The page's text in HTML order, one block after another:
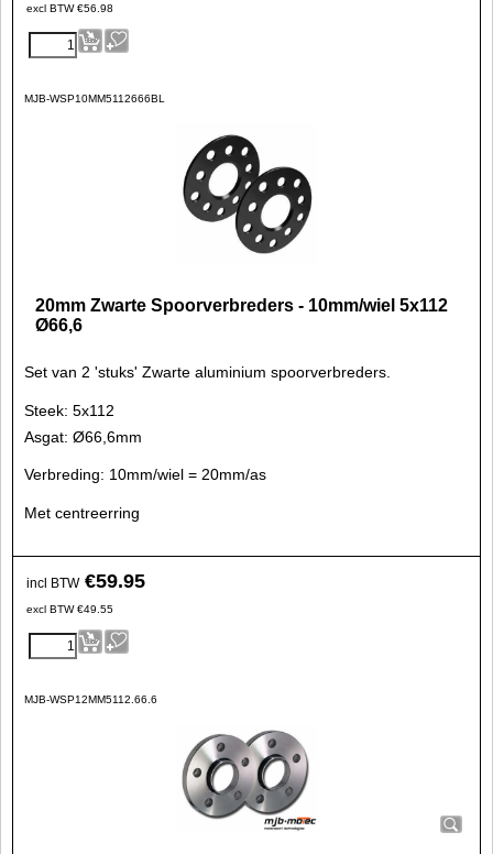
excl BTW €56.98
MJB-WSP10MM5112666BL
20mm Zwarte Spoorverbreders - 10mm/wiel 5x112
Ø66,6
Set van 2 'stuks' Zwarte aluminium spoorverbreders.
Steek: 5x112
Asgat: Ø66,6mm
Verbreding: 10mm/wiel = 20mm/as
Met centreerring
incl BTW €59.95
excl BTW €49.55
MJB-WSP12MM5112.66.6